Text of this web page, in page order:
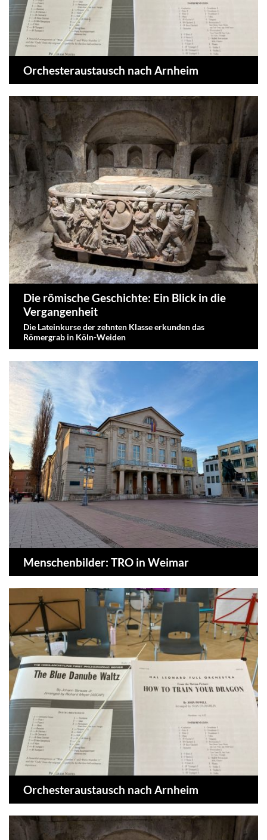
Orchesteraustausch nach Arnheim
Die römische Geschichte: Ein Blick in die
Vergangenheit
Die Lateinkurse der zehnten Klasse erkunden das
Römergrab in Köln-Weiden
Menschenbilder: TRO in Weimar
Orchesteraustausch nach Arnheim